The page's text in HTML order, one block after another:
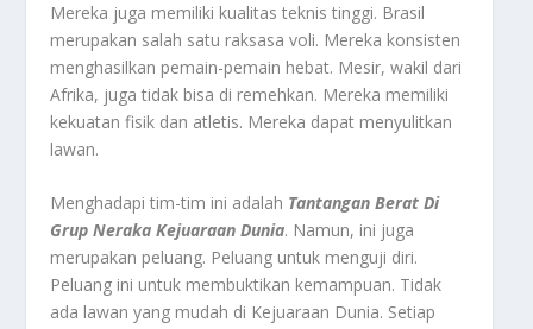
Mereka juga memiliki kualitas teknis tinggi. Brasil
merupakan salah satu raksasa voli. Mereka konsisten
menghasilkan pemain-pemain hebat. Mesir, wakil dari
Afrika, juga tidak bisa di remehkan. Mereka memiliki
kekuatan fisik dan atletis. Mereka dapat menyulitkan
lawan.
Menghadapi tim-tim ini adalah Tantangan Berat Di
Grup Neraka Kejuaraan Dunia. Namun, ini juga
merupakan peluang. Peluang untuk menguji diri.
Peluang ini untuk membuktikan kemampuan. Tidak
ada lawan yang mudah di Kejuaraan Dunia. Setiap